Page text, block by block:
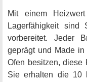
Mit einem
Lagerfähigkeit sind
vorbereitet. Jeder
geprägt und Made
Ofen besitzen, diese
Sie erhalten die 10